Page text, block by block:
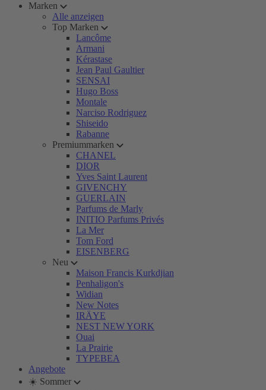
Marken
Alle anzeigen
Top Marken
Lancôme
Armani
Kérastase
Jean Paul Gaultier
SENSAI
Hugo Boss
Montale
Narciso Rodriguez
Shiseido
Rabanne
Premiummarken
CHANEL
DIOR
Yves Saint Laurent
GIVENCHY
GUERLAIN
Parfums de Marly
INITIO Parfums Privés
La Mer
Tom Ford
EISENBERG
Neu
Maison Francis Kurkdjian
Penhaligon's
Widian
New Notes
IRÄYE
NEST NEW YORK
Ouai
La Prairie
TYPEBEA
Angebote
☀️ Sommer